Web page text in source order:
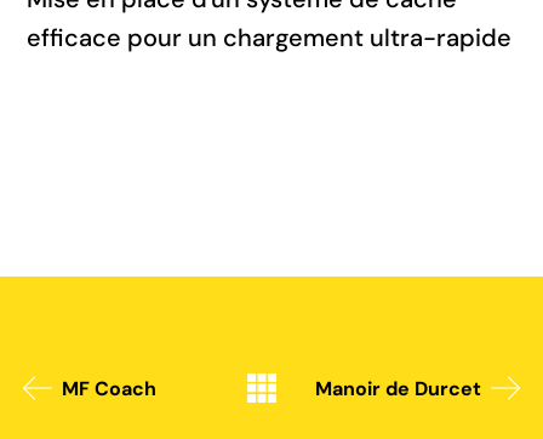
efficace pour un chargement ultra-rapide
MF Coach Manoir de Durcet